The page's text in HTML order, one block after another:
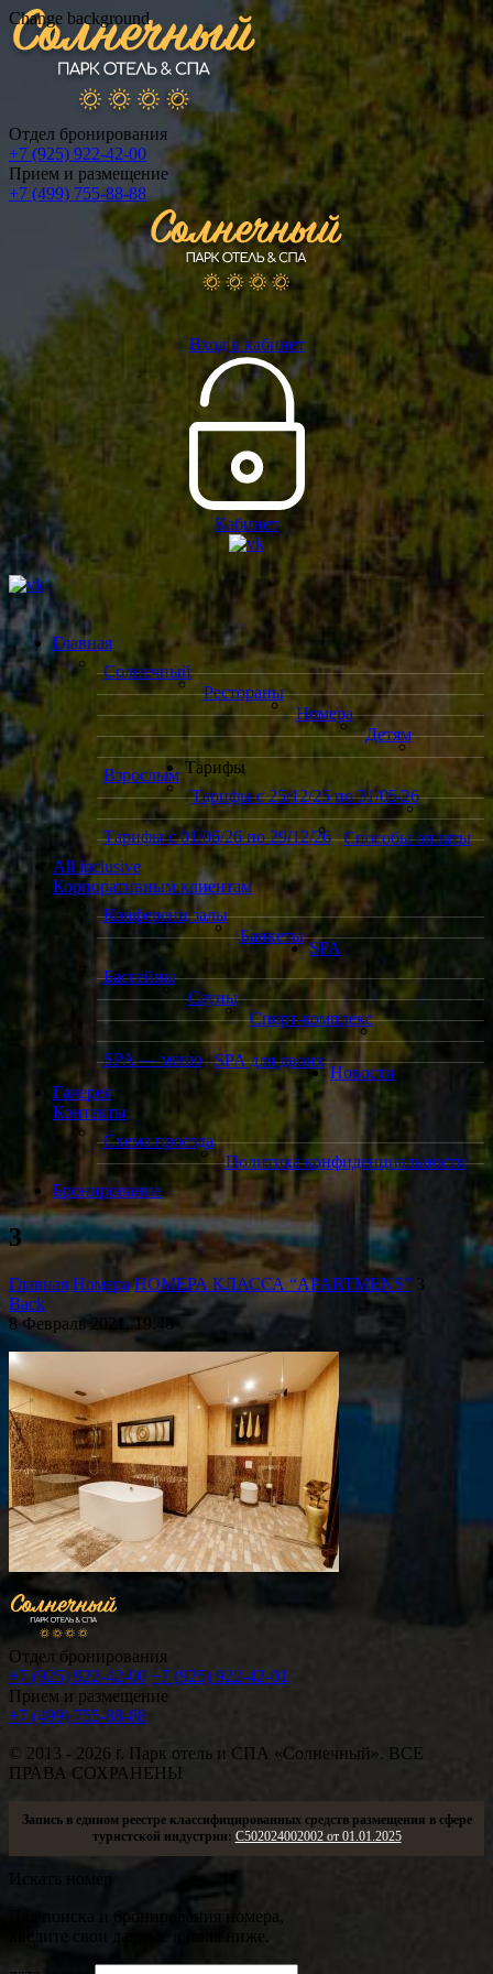
Change background
Отдел бронирования
+7 (925) 922-42-00
Прием и размещение
+7 (499) 755-88-88
Вход в кабинет
Кабинет
Главная
Солнечный
Рестораны
Номера
Детям
Взрослым Тарифы
Тарифы с 25/12/25 по 31/05/26
Тарифы с 01/06/26 по 29/12/26
Способы оплаты
All inclusive
Корпоративным клиентам
Конференц залы
Банкеты
SPA
Бассейны
Сауны
Спорт-комплекс
SPA — меню SPA для двоих
Новости
Галерея
Контакты
Схема проезда
Политика конфиденциальности
Бронирование
3
Главная Номера НОМЕРА КЛАССА “APARTMENS” 3
Back
8 Февраль 2021, 19:48
Отдел бронирования
+7 (925) 922-42-00 +7 (925) 922-42-01
Прием и размещение
+7 (499) 755-88-88
© 2013 - 2026 г. Парк отель и СПА «Солнечный». ВСЕ
ПРАВА СОХРАНЕНЫ
Запись в едином реестре классифицированных средств размещения в сфере
туристской индустрии: С502024002002 от 01.01.2025
Для поиска и бронирования номера,
введите свои данные в поля ниже.